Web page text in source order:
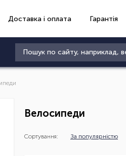
Доставка і оплата Гарантія
Велосипеди
Сортування: За популярністю